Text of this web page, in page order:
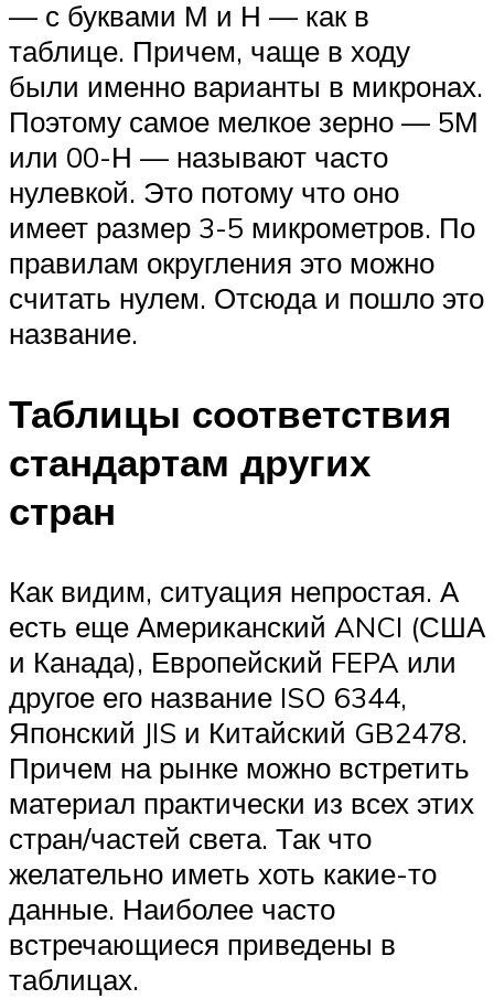
— с буквами М и Н — как в
таблице. Причем, чаще в ходу
были именно варианты в микронах.
Поэтому самое мелкое зерно — 5М
или 00-Н — называют часто
нулевкой. Это потому что оно
имеет размер 3-5 микрометров. По
правилам округления это можно
считать нулем. Отсюда и пошло это
название.
Таблицы соответствия
стандартам других
стран
Как видим, ситуация непростая. А
есть еще Американский ANCI (США
и Канада), Европейский FEPA или
другое его название ISO 6344,
Японский JIS и Китайский GB2478.
Причем на рынке можно встретить
материал практически из всех этих
стран/частей света. Так что
желательно иметь хоть какие-то
данные. Наиболее часто
встречающиеся приведены в
таблицах.